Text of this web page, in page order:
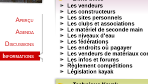
Aperçu
Agenda
Discussions
Informations